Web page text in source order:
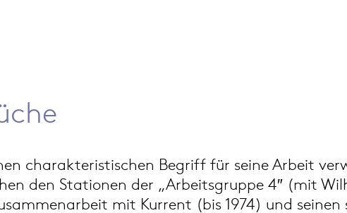
charakteristischen Begriff für seine Arbeit
den Stationen der „Arbeitsgruppe 4″ (mit
mit Kurrent (bis 1974) und